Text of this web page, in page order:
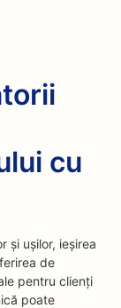
cu
și ușilor, ieșirea
de
pentru clienți
poate